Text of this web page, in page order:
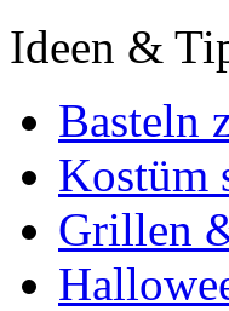
Ideen &
Basteln
Kostüm
Grillen